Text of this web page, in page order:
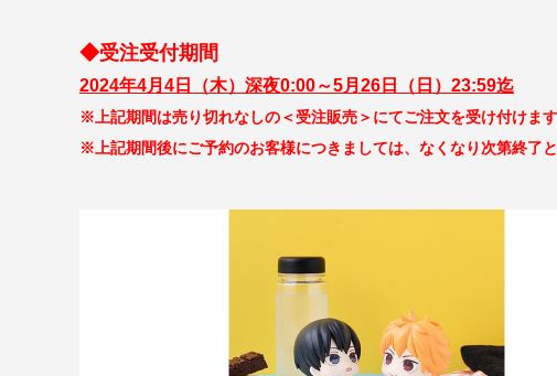
◆受注受付期間
2024年4月4日（木）深夜0:00～5月26日（日）23:59迄
※上記期間は売り切れなしの＜受注販売＞にてご注文を受け付けます
※上記期間後にご予約のお客様につきましては、なくなり次第終了と